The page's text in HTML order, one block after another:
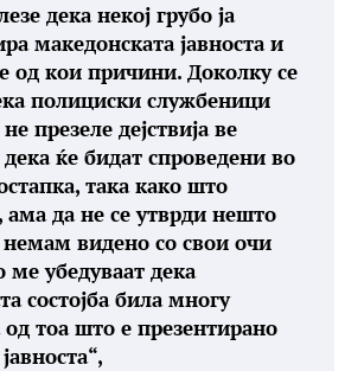
дека некој грубо ја
македонската јавноста и
од кои причини. Доколку се
полициски службеници
презеле дејствија ве
ќе бидат спроведени во
така како што
ама да не се утврди нешто
немам видено со свои очи
убедуваат дека
состојба била многу
тоа што е презентирано